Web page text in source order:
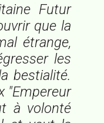
Futur
que la
étrange,
les
bestialité.
"Empereur
à volonté